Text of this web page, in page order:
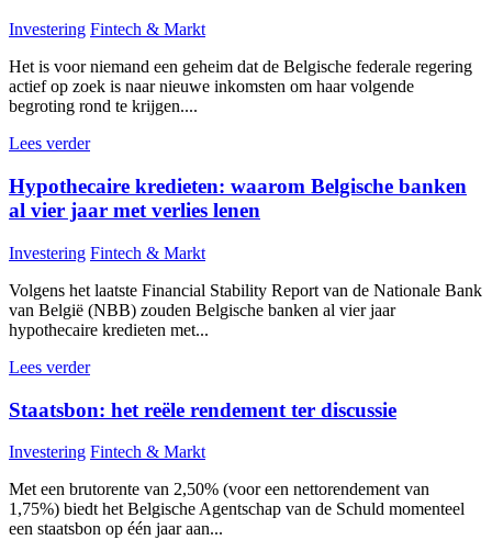
Investering Fintech & Markt
Het is voor niemand een geheim dat de Belgische federale regering
actief op zoek is naar nieuwe inkomsten om haar volgende
begroting rond te krijgen....
Lees verder
Hypothecaire kredieten: waarom Belgische banken
al vier jaar met verlies lenen
Investering Fintech & Markt
Volgens het laatste Financial Stability Report van de Nationale Bank
van België (NBB) zouden Belgische banken al vier jaar
hypothecaire kredieten met...
Lees verder
Staatsbon: het reële rendement ter discussie
Investering Fintech & Markt
Met een brutorente van 2,50% (voor een nettorendement van
1,75%) biedt het Belgische Agentschap van de Schuld momenteel
een staatsbon op één jaar aan...